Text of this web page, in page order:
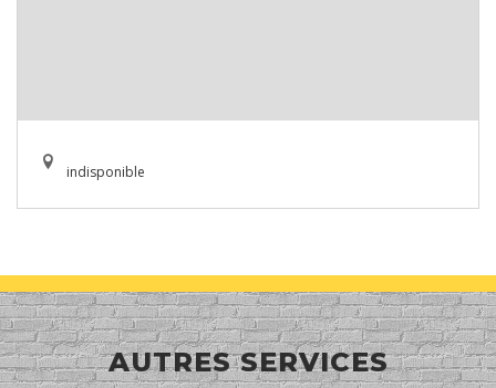
indisponible
AUTRES SERVICES